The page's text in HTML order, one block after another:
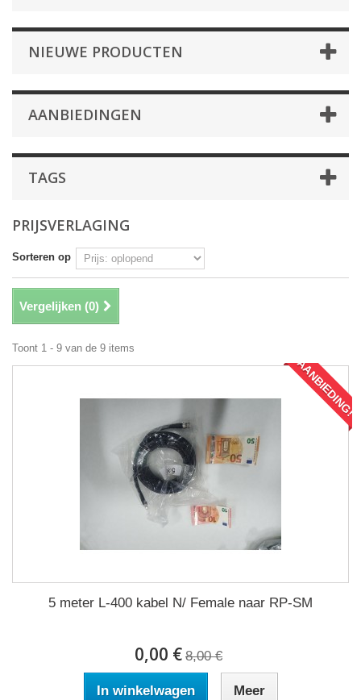
NIEUWE PRODUCTEN
AANBIEDINGEN
TAGS
PRIJSVERLAGING
Sorteren op
Vergelijken (0)
Toont 1 - 9 van de 9 items
AANBIEDING!
5 meter L-400 kabel N/ Female naar RP-SM
0,00 € 8,00 €
In winkelwagen Meer